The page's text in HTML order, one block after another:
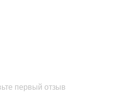
первый отзыв